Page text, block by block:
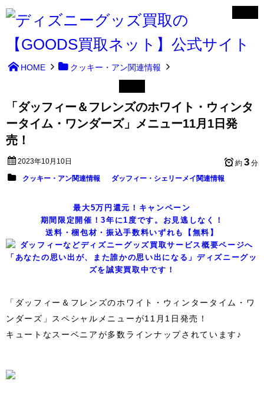
HOME クッキー・アン関連情報
「ダッフィー＆フレンズのホワイト・ウィンタ
ータイム・ワンダーズ」メニュー11月1日発
売！
2023年10月10日 約 3 分
クッキー・アン関連情報
ダッフィー・シェリーメイ関連情報
最大5万円還元！キャンペーン
期間限定開催！3年に1度です。お見逃しなく！
送料・梱包材・振込手数料いずれも【無料】
「あなたの思い出が、また誰かの思い出になる」ディズニーグッ
ズを誠実買取中です！
「ダッフィー＆フレンズのホワイト・ウィンタータイム・ワ
ンダーズ」スペシャルメニューが11月1日発売！
キュートなスーベニアが多数ラインナップされています♪